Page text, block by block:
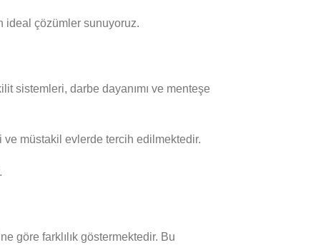
ideal çözümler sunuyoruz.
sistemleri, darbe dayanımı ve menteşe
ve müstakil evlerde tercih edilmektedir.
göre farklılık göstermektedir. Bu